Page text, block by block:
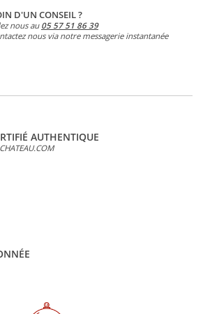
D'UN CONSEIL ?
nous au 05 57 51 86 39
nous via notre messagerie instantanée
AUTHENTIQUE